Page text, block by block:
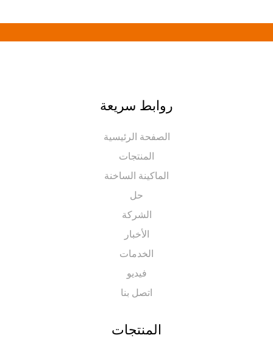
روابط سريعة
الصفحة الرئيسية
المنتجات
الماكينة الساخنة
الشركة
الخدمات
اتصل بنا
المنتجات